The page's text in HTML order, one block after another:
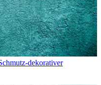
dekorativer